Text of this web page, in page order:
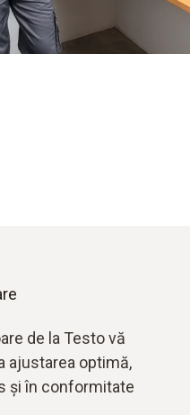
de la Testo vă
ajustarea optimă,
și în conformitate